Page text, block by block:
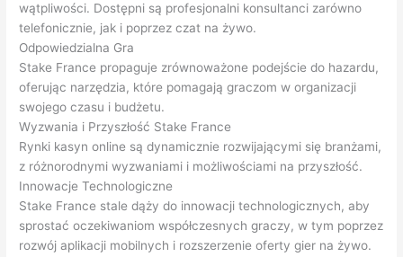
wątpliwości. Dostępni są profesjonalni konsultanci zarówno
telefonicznie, jak i poprzez czat na żywo.
Odpowiedzialna Gra
Stake France propaguje zrównoważone podejście do hazardu,
oferując narzędzia, które pomagają graczom w organizacji
swojego czasu i budżetu.
Wyzwania i Przyszłość Stake France
Rynki kasyn online są dynamicznie rozwijającymi się branżami,
z różnorodnymi wyzwaniami i możliwościami na przyszłość.
Innowacje Technologiczne
Stake France stale dąży do innowacji technologicznych, aby
sprostać oczekiwaniom współczesnych graczy, w tym poprzez
rozwój aplikacji mobilnych i rozszerzenie oferty gier na żywo.